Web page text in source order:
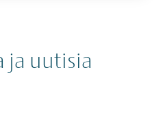
ja uutisia